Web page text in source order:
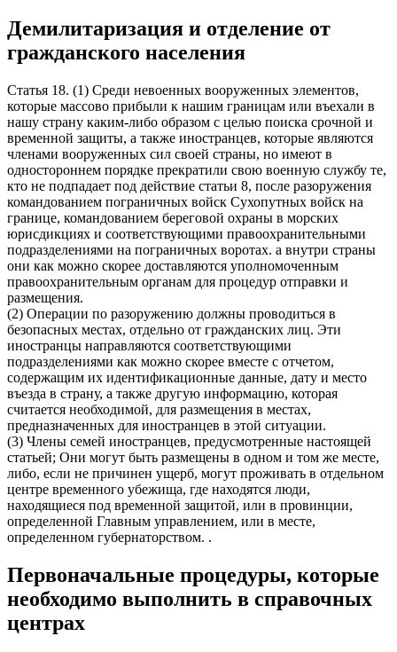
Демилитаризация и отделение от
гражданского населения
Статья 18. (1) Среди невоенных вооруженных элементов,
которые массово прибыли к нашим границам или въехали в
нашу страну каким-либо образом с целью поиска срочной и
временной защиты, а также иностранцев, которые являются
членами вооруженных сил своей страны, но имеют в
одностороннем порядке прекратили свою военную службу те,
кто не подпадает под действие статьи 8, после разоружения
командованием пограничных войск Сухопутных войск на
границе, командованием береговой охраны в морских
юрисдикциях и соответствующими правоохранительными
подразделениями на пограничных воротах. а внутри страны
они как можно скорее доставляются уполномоченным
правоохранительным органам для процедур отправки и
размещения.
(2) Операции по разоружению должны проводиться в
безопасных местах, отдельно от гражданских лиц. Эти
иностранцы направляются соответствующими
подразделениями как можно скорее вместе с отчетом,
содержащим их идентификационные данные, дату и место
въезда в страну, а также другую информацию, которая
считается необходимой, для размещения в местах,
предназначенных для иностранцев в этой ситуации.
(3) Члены семей иностранцев, предусмотренные настоящей
статьей; Они могут быть размещены в одном и том же месте,
либо, если не причинен ущерб, могут проживать в отдельном
центре временного убежища, где находятся люди,
находящиеся под временной защитой, или в провинции,
определенной Главным управлением, или в месте,
определенном губернаторством. .
Первоначальные процедуры, которые
необходимо выполнить в справочных
центрах